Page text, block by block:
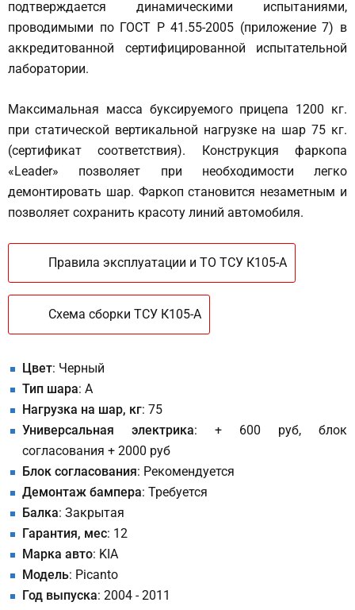
подтверждается динамическими испытаниями,
проводимыми по ГОСТ Р 41.55-2005 (приложение 7) в
аккредитованной сертифицированной испытательной
лаборатории.
Максимальная масса буксируемого прицепа 1200 кг.
при статической вертикальной нагрузке на шар 75 кг.
(сертификат соответствия). Конструкция фаркопа
«Leader» позволяет при необходимости легко
демонтировать шар. Фаркоп становится незаметным и
позволяет сохранить красоту линий автомобиля.
Правила эксплуатации и ТО ТСУ К105-A
Схема сборки ТСУ К105-A
Цвет: Черный
Тип шара: A
Нагрузка на шар, кг: 75
Универсальная электрика: + 600 руб, блок
согласования + 2000 руб
Блок согласования: Рекомендуется
Демонтаж бампера: Требуется
Балка: Закрытая
Гарантия, мес: 12
Марка авто: KIA
Модель: Picanto
Год выпуска: 2004 - 2011